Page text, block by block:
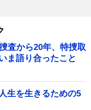
査から20年、特捜取
ま語り合ったこと
生を生きるための5